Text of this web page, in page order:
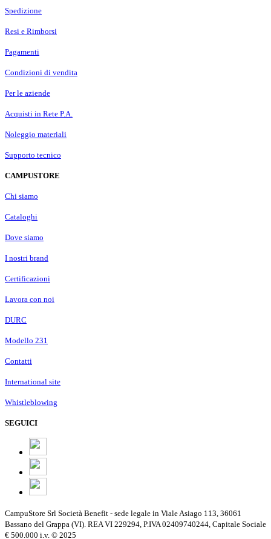
Spedizione
Resi e Rimborsi
Pagamenti
Condizioni di vendita
Per le aziende
Acquisti in Rete P.A.
Noleggio materiali
Supporto tecnico
CAMPUSTORE
Chi siamo
Cataloghi
Dove siamo
I nostri brand
Certificazioni
Lavora con noi
DURC
Modello 231
Contatti
International site
Whistleblowing
SEGUICI
CampuStore Srl Società Benefit - sede legale in Viale Asiago 113, 36061
Bassano del Grappa (VI). REA VI 229294, P.IVA 02409740244, Capitale Sociale
€ 500.000 i.v. © 2025